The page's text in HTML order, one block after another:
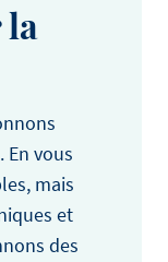
la
vous
mais
et
des